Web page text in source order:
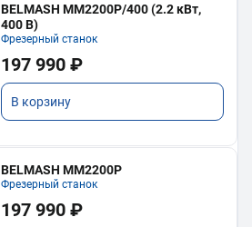
BELMASH MM2200P/400 (2.2 кВт,
400 В)
Фрезерный станок
197 990 ₽
В корзину
BELMASH MM2200P
Фрезерный станок
197 990 ₽